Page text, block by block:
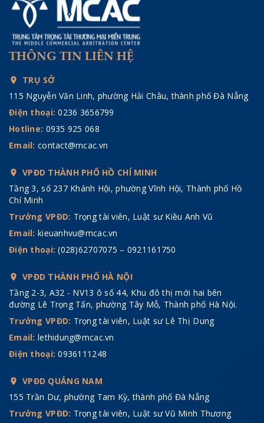
THÔNG TIN LIÊN HỆ
TRỤ SỞ
115 Nguyễn Văn Linh, phường Hải Châu, thành phố Đà Nẵng
Điện thoại:0236 3656799
Hotline: 0935 925 068
Email: contact@mcac.vn
VPĐD THÀNH PHỐ HỒ CHÍ MINH
Tầng 3, số 237 Khánh Hội, phường Vĩnh Hội, Thành phố Hồ
Chí Minh
Trưởng VPĐD: Trọng tài viên, Luật sư Kiều Anh Vũ
Email: kieuanhvu@mcac.vn
Điện thoại:(028)62707075 – 0921161750
VPĐD THÀNH PHỐ HÀ NỘI
Tầng 2-3, A32 - NV13 ô số 44, Khu đô thị mới hai bên
đường Lê Trọng Tấn, phường Tây Mỗ, Thành phố Hà Nội.
Trưởng VPĐD: Trọng tài viên, Luật sư Lê Thị Dung
Email: lethidung@mcac.vn
Điện thoại:0936111248
VPĐD QUẢNG NAM
155 Trần Dư, phường Tam Kỳ, thành phố Đà Nẵng
Trưởng VPĐD: Trọng tài viên, Luật sư Vũ Minh Thương